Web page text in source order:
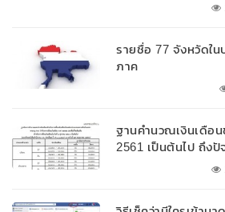
รายชื่อ 77 จังหวัดใน
ภาค
ฐานคำนวณเงินเดือ
2561 เป็นต้นไป ถึง